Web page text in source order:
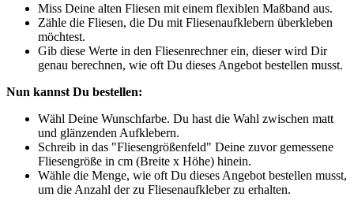
Miss Deine alten Fliesen mit einem flexiblen Maßband aus.
Zähle die Fliesen, die Du mit Fliesenaufklebern überkleben
möchtest.
Gib diese Werte in den Fliesenrechner ein, dieser wird Dir
genau berechnen, wie oft Du dieses Angebot bestellen musst.
Nun kannst Du bestellen:
Wähl Deine Wunschfarbe. Du hast die Wahl zwischen matt
und glänzenden Aufklebern.
Schreib in das "Fliesengrößenfeld" Deine zuvor gemessene
Fliesengröße in cm (Breite x Höhe) hinein.
Wähle die Menge, wie oft Du dieses Angebot bestellen musst,
um die Anzahl der zu Fliesenaufkleber zu erhalten.